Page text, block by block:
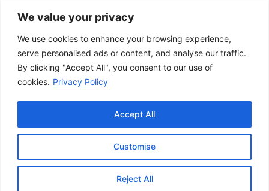
We value your privacy
We use cookies to enhance your browsing experience,
serve personalised ads or content, and analyse our traffic.
By clicking "Accept All", you consent to our use of
cookies. Privacy Policy
Customise
Reject All
Accept All
(+351) 213 170 323
Acompanhe-nos nas redes sociais!
Actuariado – Estudos Actuariais, Económicos e Financeiros,
Lda
Rua Abranches Ferrão, 10, 7.ºG · 1600-001 Lisboa
© 2026 Actuariado. Todos os direitos reservados.